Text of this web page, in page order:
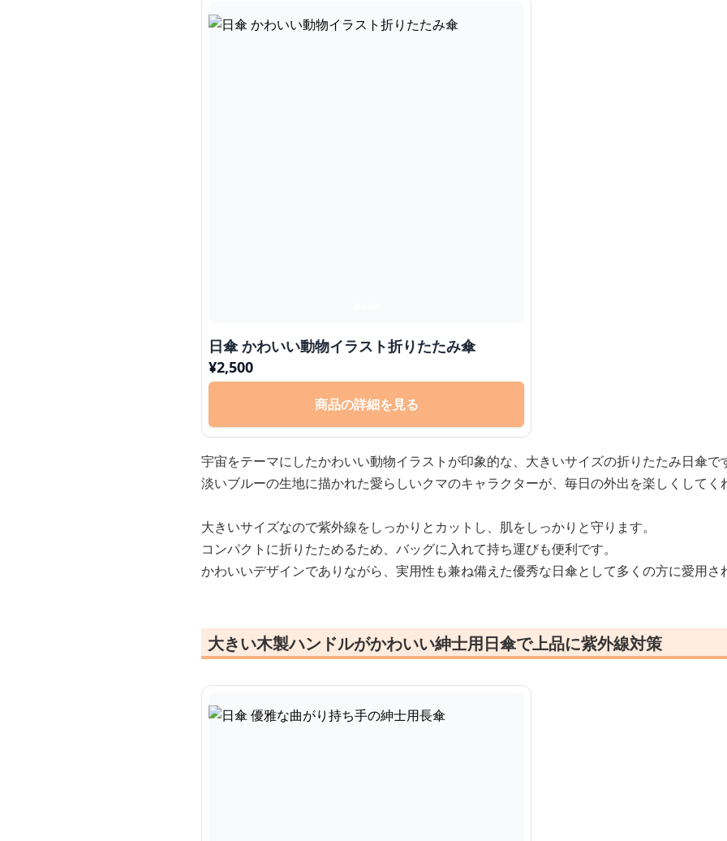
日傘 かわいい動物イラスト折りたたみ傘
¥2,500
商品の詳細を見る
宇宙をテーマにしたかわいい動物イラストが印象的な、大きいサイズの折りたたみ日傘で
淡いブルーの生地に描かれた愛らしいクマのキャラクターが、毎日の外出を楽しくしてく
大きいサイズなので紫外線をしっかりとカットし、肌をしっかりと守ります。
コンパクトに折りたためるため、バッグに入れて持ち運びも便利です。
かわいいデザインでありながら、実用性も兼ね備えた優秀な日傘として多くの方に愛用さ
大きい木製ハンドルがかわいい紳士用日傘で上品に紫外線対策